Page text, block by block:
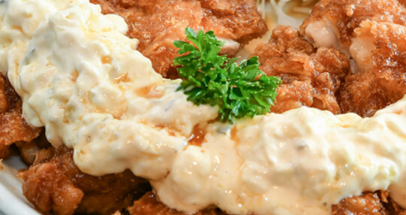
誠光社で選びました。おすすめの本
紹介します。おすすめのイベント
Instagram